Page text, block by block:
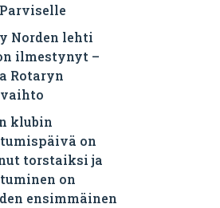
Norden lehti
ilmestynyt –
Rotaryn
klubin
on
torstaiksi ja
on
ensimmäinen